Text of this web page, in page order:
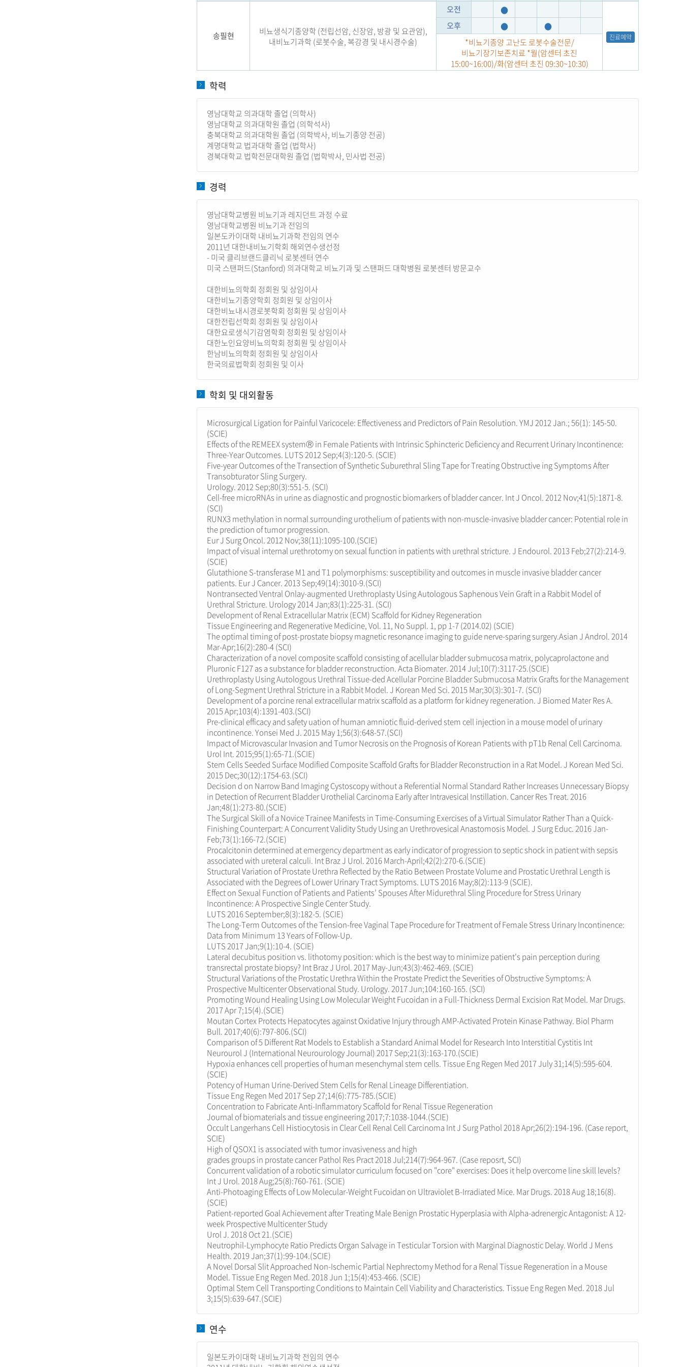
송필현
비뇨생식기종양학 (전립선암, 신장암, 방광 및 요관암),
내비뇨기과학 (로봇수술, 복강경 및 내시경수술)
오전 ●
진료예약
오후 ●
●
*비뇨기종양 고난도 로봇수술전문/
비뇨기장기보존치료 *월(암센터 초진
15:00~16:00)/화(암센터 초진 09:30~10:30)
학력
영남대학교 의과대학 졸업 (의학사)
영남대학교 의과대학원 졸업 (의학석사)
충북대학교 의과대학원 졸업 (의학박사, 비뇨기종양 전공)
계명대학교 법과대학 졸업 (법학사)
경북대학교 법학전문대학원 졸업 (법학박사, 민사법 전공)
경력
영남대학교병원 비뇨기과 레지던트 과정 수료
영남대학교병원 비뇨기과 전임의
일본도카이대학 내비뇨기과학 전임의 연수
2011년 대한내비뇨기학회 해외연수생선정
- 미국 클리브랜드클리닉 로봇센터 연수
미국 스탠퍼드(Stanford) 의과대학교 비뇨기과 및 스탠퍼드 대학병원 로봇센터 방문교수
대한비뇨의학회 정회원 및 상임이사
대한비뇨기종양학회 정회원 및 상임이사
대한비뇨내시경로봇학회 정회원 및 상임이사
대한전립선학회 정회원 및 상임이사
대한요로생식기감염학회 정회원 및 상임이사
대한노인요양비뇨의학회 정회원 및 상임이사
한남비뇨의학회 정회원 및 상임이사
한국의료법학회 정회원 및 이사
학회 및 대외활동
Microsurgical Ligation for Painful Varicocele: Effectiveness and Predictors of Pain Resolution. YMJ 2012 Jan.; 56(1): 145-50.
(SCIE)
Effects of the REMEEX systemⓇ in Female Patients with Intrinsic Sphincteric Deficiency and Recurrent Urinary Incontinence:
Three-Year Outcomes. LUTS 2012 Sep;4(3):120-5. (SCIE)
Five-year Outcomes of the Transection of Synthetic Suburethral Sling Tape for Treating Obstructive ing Symptoms After
Transobturator Sling Surgery.
Urology. 2012 Sep;80(3):551-5. (SCI)
Cell-free microRNAs in urine as diagnostic and prognostic biomarkers of bladder cancer. Int J Oncol. 2012 Nov;41(5):1871-8.
(SCI)
RUNX3 methylation in normal surrounding urothelium of patients with non-muscle-invasive bladder cancer: Potential role in
the prediction of tumor progression.
Eur J Surg Oncol. 2012 Nov;38(11):1095-100.(SCIE)
Impact of visual internal urethrotomy on sexual function in patients with urethral stricture. J Endourol. 2013 Feb;27(2):214-9.
(SCIE)
Glutathione S-transferase M1 and T1 polymorphisms: susceptibility and outcomes in muscle invasive bladder cancer
patients. Eur J Cancer. 2013 Sep;49(14):3010-9.(SCI)
Nontransected Ventral Onlay-augmented Urethroplasty Using Autologous Saphenous Vein Graft in a Rabbit Model of
Urethral Stricture. Urology 2014 Jan;83(1):225-31. (SCI)
Development of Renal Extracellular Matrix (ECM) Scaffold for Kidney Regeneration
Tissue Engineering and Regenerative Medicine, Vol. 11, No Suppl. 1, pp 1-7 (2014.02) (SCIE)
The optimal timing of post-prostate biopsy magnetic resonance imaging to guide nerve-sparing surgery.Asian J Androl. 2014
Mar-Apr;16(2):280-4 (SCI)
Characterization of a novel composite scaffold consisting of acellular bladder submucosa matrix, polycaprolactone and
Pluronic F127 as a substance for bladder reconstruction. Acta Biomater. 2014 Jul;10(7):3117-25.(SCIE)
Urethroplasty Using Autologous Urethral Tissue-ded Acellular Porcine Bladder Submucosa Matrix Grafts for the Management
of Long-Segment Urethral Stricture in a Rabbit Model. J Korean Med Sci. 2015 Mar;30(3):301-7. (SCI)
Development of a porcine renal extracellular matrix scaffold as a platform for kidney regeneration. J Biomed Mater Res A.
2015 Apr;103(4):1391-403.(SCI)
Pre-clinical efficacy and safety uation of human amniotic fluid-derived stem cell injection in a mouse model of urinary
incontinence. Yonsei Med J. 2015 May 1;56(3):648-57.(SCI)
Impact of Microvascular Invasion and Tumor Necrosis on the Prognosis of Korean Patients with pT1b Renal Cell Carcinoma.
Urol Int. 2015;95(1):65-71.(SCIE)
Stem Cells Seeded Surface Modified Composite Scaffold Grafts for Bladder Reconstruction in a Rat Model. J Korean Med Sci.
2015 Dec;30(12):1754-63.(SCI)
Decision d on Narrow Band Imaging Cystoscopy without a Referential Normal Standard Rather Increases Unnecessary Biopsy
in Detection of Recurrent Bladder Urothelial Carcinoma Early after Intravesical Instillation. Cancer Res Treat. 2016
Jan;48(1):273-80.(SCIE)
The Surgical Skill of a Novice Trainee Manifests in Time-Consuming Exercises of a Virtual Simulator Rather Than a Quick-
Finishing Counterpart: A Concurrent Validity Study Using an Urethrovesical Anastomosis Model. J Surg Educ. 2016 Jan-
Feb;73(1):166-72.(SCIE)
Procalcitonin determined at emergency department as early indicator of progression to septic shock in patient with sepsis
associated with ureteral calculi. Int Braz J Urol. 2016 March-April;42(2):270-6.(SCIE)
Structural Variation of Prostate Urethra Reflected by the Ratio Between Prostate Volume and Prostatic Urethral Length is
Associated with the Degrees of Lower Urinary Tract Symptoms. LUTS 2016 May;8(2):113-9 (SCIE).
Effect on Sexual Function of Patients and Patients’ Spouses After Midurethral Sling Procedure for Stress Urinary
Incontinence: A Prospective Single Center Study.
LUTS 2016 September;8(3):182-5. (SCIE)
The Long-Term Outcomes of the Tension-free Vaginal Tape Procedure for Treatment of Female Stress Urinary Incontinence:
Data from Minimum 13 Years of Follow-Up.
LUTS 2017 Jan;9(1):10-4. (SCIE)
Lateral decubitus position vs. lithotomy position: which is the best way to minimize patient's pain perception during
transrectal prostate biopsy? Int Braz J Urol. 2017 May-Jun;43(3):462-469. (SCIE)
Structural Variations of the Prostatic Urethra Within the Prostate Predict the Severities of Obstructive Symptoms: A
Prospective Multicenter Observational Study. Urology. 2017 Jun;104:160-165. (SCI)
Promoting Wound Healing Using Low Molecular Weight Fucoidan in a Full-Thickness Dermal Excision Rat Model. Mar Drugs.
2017 Apr 7;15(4).(SCIE)
Moutan Cortex Protects Hepatocytes against Oxidative Injury through AMP-Activated Protein Kinase Pathway. Biol Pharm
Bull. 2017;40(6):797-806.(SCI)
Comparison of 5 Different Rat Models to Establish a Standard Animal Model for Research Into Interstitial Cystitis Int
Neurourol J (International Neurourology Journal) 2017 Sep;21(3):163-170.(SCIE)
Hypoxia enhances cell properties of human mesenchymal stem cells. Tissue Eng Regen Med 2017 July 31;14(5):595-604.
(SCIE)
Potency of Human Urine-Derived Stem Cells for Renal Lineage Differentiation.
Tissue Eng Regen Med 2017 Sep 27;14(6):775-785.(SCIE)
Concentration to Fabricate Anti-Inflammatory Scaffold for Renal Tissue Regeneration
Journal of biomaterials and tissue engineering 2017;7:1038-1044.(SCIE)
Occult Langerhans Cell Histiocytosis in Clear Cell Renal Cell Carcinoma Int J Surg Pathol 2018 Apr;26(2):194-196. (Case report,
SCIE)
High of QSOX1 is associated with tumor invasiveness and high
grades groups in prostate cancer Pathol Res Pract 2018 Jul;214(7):964-967. (Case reposrt, SCI)
Concurrent validation of a robotic simulator curriculum focused on "core" exercises: Does it help overcome line skill levels?
Int J Urol. 2018 Aug;25(8):760-761. (SCIE)
Anti-Photoaging Effects of Low Molecular-Weight Fucoidan on Ultraviolet B-Irradiated Mice. Mar Drugs. 2018 Aug 18;16(8).
(SCIE)
Patient-reported Goal Achievement after Treating Male Benign Prostatic Hyperplasia with Alpha-adrenergic Antagonist: A 12-
week Prospective Multicenter Study
Urol J. 2018 Oct 21.(SCIE)
Neutrophil-Lymphocyte Ratio Predicts Organ Salvage in Testicular Torsion with Marginal Diagnostic Delay. World J Mens
Health. 2019 Jan;37(1):99-104.(SCIE)
A Novel Dorsal Slit Approached Non-Ischemic Partial Nephrectomy Method for a Renal Tissue Regeneration in a Mouse
Model. Tissue Eng Regen Med. 2018 Jun 1;15(4):453-466. (SCIE)
Optimal Stem Cell Transporting Conditions to Maintain Cell Viability and Characteristics. Tissue Eng Regen Med. 2018 Jul
3;15(5):639-647.(SCIE)
연수
일본도카이대학 내비뇨기과학 전임의 연수